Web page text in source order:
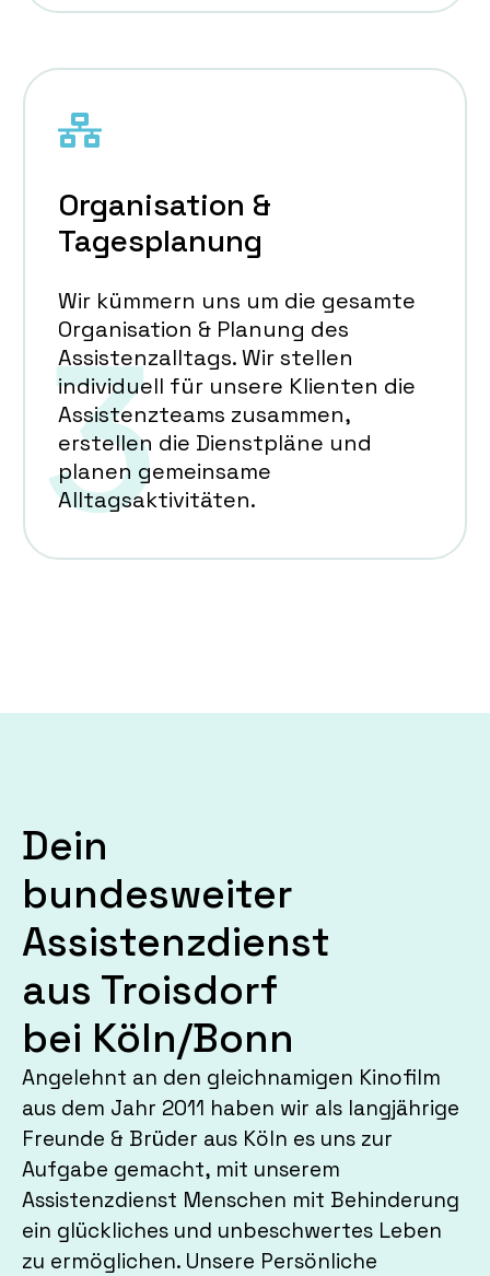
Organisation &
Tagesplanung
Wir kümmern uns um die gesamte
Organisation & Planung des
Assistenzalltags. Wir stellen
individuell für unsere Klienten die
Assistenzteams zusammen,
erstellen die Dienstpläne und
planen gemeinsame
Alltagsaktivitäten.
Dein
bundesweiter
Assistenzdienst
aus Troisdorf
bei Köln/Bonn
Angelehnt an den gleichnamigen Kinofilm
aus dem Jahr 2011 haben wir als langjährige
Freunde & Brüder aus Köln es uns zur
Aufgabe gemacht, mit unserem
Assistenzdienst Menschen mit Behinderung
ein glückliches und unbeschwertes Leben
zu ermöglichen. Unsere Persönliche